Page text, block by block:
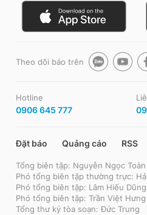
Theo dõi báo trên
Hotline
0906 645 777
Đặt báo Quảng cáo RSS
Tổng biên tập: Nguyễn Ngọc Toàn
Phó tổng biên tập thường trực:
Phó tổng biên tập: Lâm Hiếu Dũng
Phó tổng biên tập: Trần Việt Hưng
Tổng thư ký tòa soạn: Đức Trung